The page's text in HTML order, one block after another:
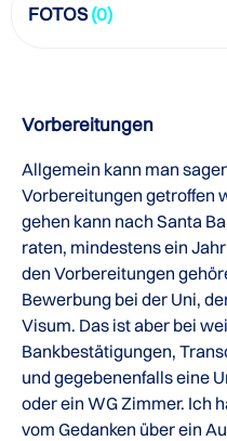
FOTOS(0)
Vorbereitungen
Allgemein kann man
Vorbereitungen getroffen
gehen kann nach Santa
raten, mindestens ein
den Vorbereitungen
Bewerbung bei der Uni,
Visum. Das ist aber bei
Bankbestätigungen,
und gegebenenfalls eine
oder ein WG Zimmer. Ich
vom Gedanken über ein